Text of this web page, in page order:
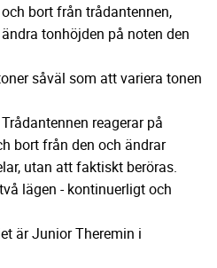
bort från trådantennen,
tonhöjden på noten den
såväl som att variera tonen
reagerar på
bort från den och ändrar
utan att faktiskt beröras.
lägen - kontinuerligt och
är Junior Theremin i